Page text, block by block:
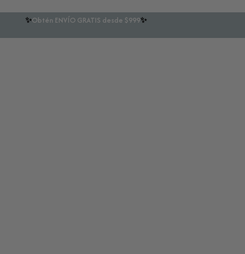
✨Obtén ENVÍO GRATIS desde $999✨